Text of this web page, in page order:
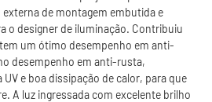
de montagem embutida e
o designer de iluminação. Contribuiu
um ótimo desempenho em anti-
desempenho em anti-rusta,
e boa dissipação de calor, para que
A luz ingressada com excelente brilho